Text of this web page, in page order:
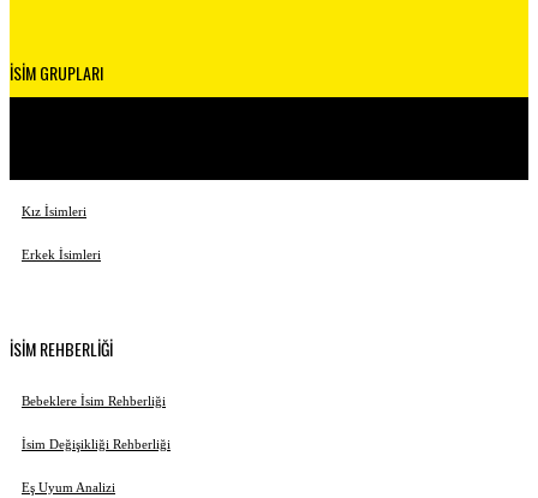
İSİM GRUPLARI
Kız İsimleri
Erkek İsimleri
İSİM REHBERLİĞİ
Bebeklere İsim Rehberliği
İsim Değişikliği Rehberliği
Eş Uyum Analizi